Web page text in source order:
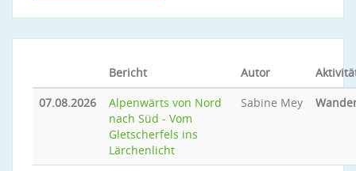
Bericht Autor
07.08.2026
Alpenwärts von Nord
nach Süd - Vom
Gletscherfels ins
Lärchenlicht
Sabine Mey